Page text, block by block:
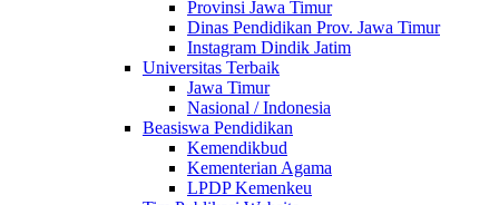
Provinsi Jawa Timur
Dinas Pendidikan Prov. Jawa Timur
Instagram Dindik Jatim
Universitas Terbaik
Jawa Timur
Nasional / Indonesia
Beasiswa Pendidikan
Kemendikbud
Kementerian Agama
LPDP Kemenkeu